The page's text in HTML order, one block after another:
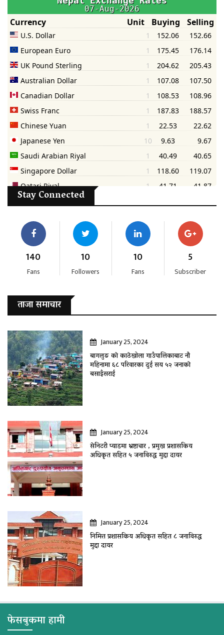
Stay Connected
140
Fans
10
Followers
10
Fans
5
Subscriber
ताजा समाचार
January 25, 2024
बागलुङ काे काठेखोला गाउँपालिकाबाट नौ
महिनामा ६८ परिवारका दुई सय ५२ जनाकाे
बसाइँसराई
January 25, 2024
सेनिटरी प्याडमा भ्रष्टाचार , प्रमुख प्रशासकिय
अधिकृत सहित ५ जनाविरुद्ध मुद्दा दायर
January 25, 2024
निमित्त प्रशासकिय अधिकृत सहित ८ जनाविरुद्ध
मुद्दा दायर
फेसबुकमा हामी